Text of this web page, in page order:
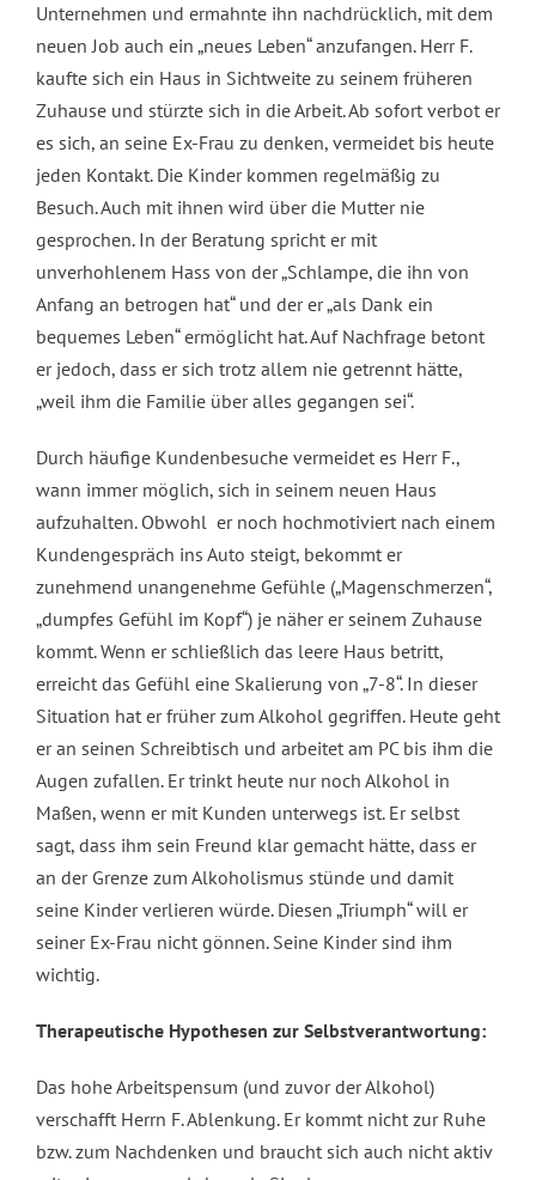
Unternehmen und ermahnte ihn nachdrücklich, mit dem
neuen Job auch ein „neues Leben“ anzufangen. Herr F.
kaufte sich ein Haus in Sichtweite zu seinem früheren
Zuhause und stürzte sich in die Arbeit. Ab sofort verbot er
es sich, an seine Ex-Frau zu denken, vermeidet bis heute
jeden Kontakt. Die Kinder kommen regelmäßig zu
Besuch. Auch mit ihnen wird über die Mutter nie
gesprochen. In der Beratung spricht er mit
unverhohlenem Hass von der „Schlampe, die ihn von
Anfang an betrogen hat“ und der er „als Dank ein
bequemes Leben“ ermöglicht hat. Auf Nachfrage betont
er jedoch, dass er sich trotz allem nie getrennt hätte,
„weil ihm die Familie über alles gegangen sei“.
Durch häufige Kundenbesuche vermeidet es Herr F.,
wann immer möglich, sich in seinem neuen Haus
aufzuhalten. Obwohl er noch hochmotiviert nach einem
Kundengespräch ins Auto steigt, bekommt er
zunehmend unangenehme Gefühle („Magenschmerzen“,
„dumpfes Gefühl im Kopf“) je näher er seinem Zuhause
kommt. Wenn er schließlich das leere Haus betritt,
erreicht das Gefühl eine Skalierung von „7-8“. In dieser
Situation hat er früher zum Alkohol gegriffen. Heute geht
er an seinen Schreibtisch und arbeitet am PC bis ihm die
Augen zufallen. Er trinkt heute nur noch Alkohol in
Maßen, wenn er mit Kunden unterwegs ist. Er selbst
sagt, dass ihm sein Freund klar gemacht hätte, dass er
an der Grenze zum Alkoholismus stünde und damit
seine Kinder verlieren würde. Diesen „Triumph“ will er
seiner Ex-Frau nicht gönnen. Seine Kinder sind ihm
wichtig.
Therapeutische Hypothesen zur Selbstverantwortung:
Das hohe Arbeitspensum (und zuvor der Alkohol)
verschafft Herrn F. Ablenkung. Er kommt nicht zur Ruhe
bzw. zum Nachdenken und braucht sich auch nicht aktiv